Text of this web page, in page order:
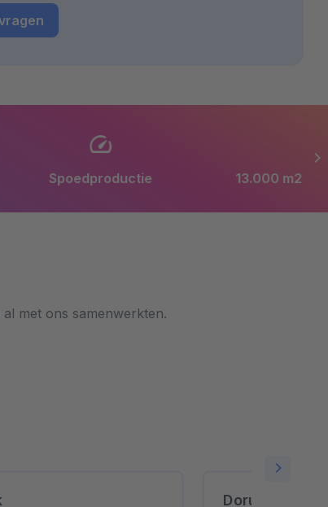
13.000 m2
met ons samenwerkten.
Dorus Verwiel